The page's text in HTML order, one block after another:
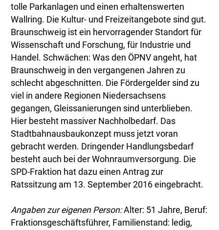
tolle Parkanlagen und einen erhaltenswerten
Wallring. Die Kultur- und Freizeitangebote sind gut.
Braunschweig ist ein hervorragender Standort für
Wissenschaft und Forschung, für Industrie und
Handel. Schwächen: Was den ÖPNV angeht, hat
Braunschweig in den vergangenen Jahren zu
schlecht abgeschnitten. Die Fördergelder sind zu
viel in andere Regionen Niedersachsens
gegangen, Gleissanierungen sind unterblieben.
Hier besteht massiver Nachholbedarf. Das
Stadtbahnausbaukonzept muss jetzt voran
gebracht werden. Dringender Handlungsbedarf
besteht auch bei der Wohnraumversorgung. Die
SPD-Fraktion hat dazu einen Antrag zur
Ratssitzung am 13. September 2016 eingebracht.
Angaben zur eigenen Person:Alter: 51 Jahre, Beruf:
Fraktionsgeschäftsführer, Familienstand: ledig,